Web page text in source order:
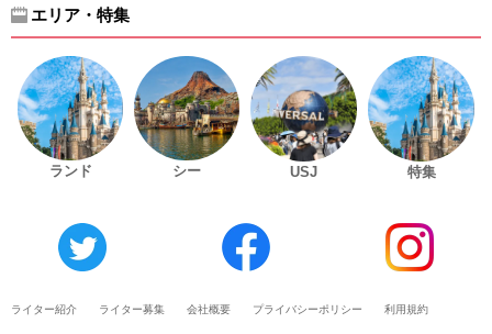
エリア・特集
ランド シー USJ 特集
ライター紹介 ライター募集 会社概要 プライバシーポリシー 利用規約